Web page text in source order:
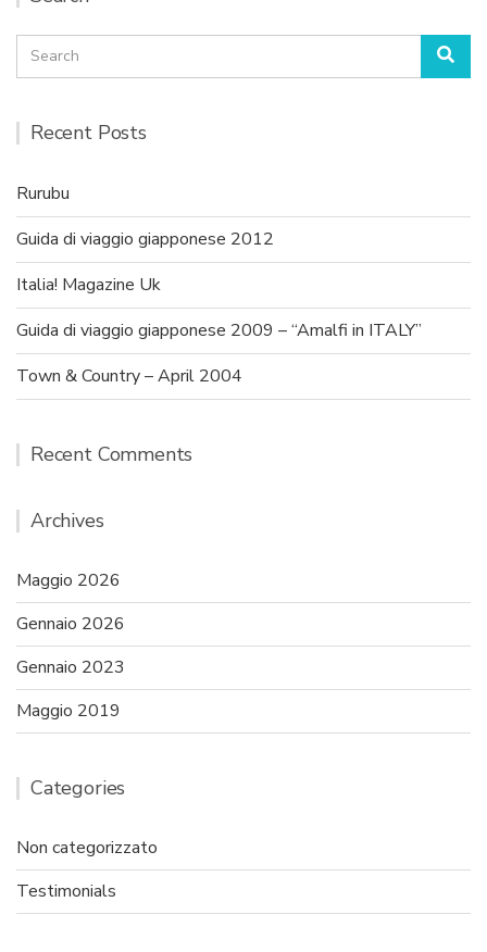
Search
for:
Recent Posts
Rurubu
Guida di viaggio giapponese 2012
Italia! Magazine Uk
Guida di viaggio giapponese 2009 – “Amalfi in ITALY”
Town & Country – April 2004
Recent Comments
Archives
Maggio 2026
Gennaio 2026
Gennaio 2023
Maggio 2019
Categories
Non categorizzato
Testimonials